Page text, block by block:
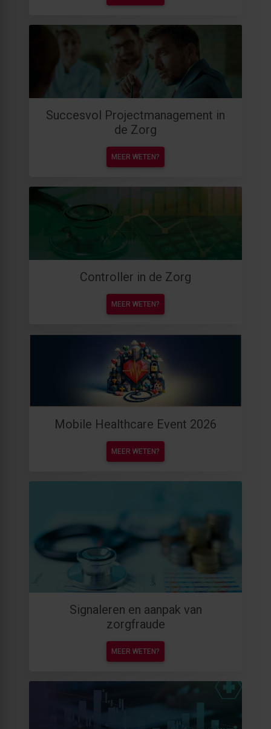
Succesvol Projectmanagement in
de Zorg
MEER WETEN?
Controller in de Zorg
MEER WETEN?
Mobile Healthcare Event 2026
MEER WETEN?
Signaleren en aanpak van
zorgfraude
MEER WETEN?